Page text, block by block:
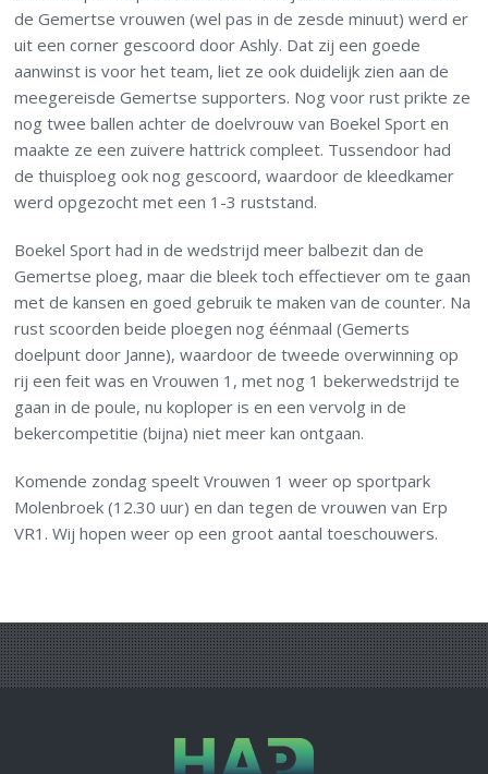
de Gemertse vrouwen (wel pas in de zesde minuut) werd er
uit een corner gescoord door Ashly. Dat zij een goede
aanwinst is voor het team, liet ze ook duidelijk zien aan de
meegereisde Gemertse supporters. Nog voor rust prikte ze
nog twee ballen achter de doelvrouw van Boekel Sport en
maakte ze een zuivere hattrick compleet. Tussendoor had
de thuisploeg ook nog gescoord, waardoor de kleedkamer
werd opgezocht met een 1-3 ruststand.
Boekel Sport had in de wedstrijd meer balbezit dan de
Gemertse ploeg, maar die bleek toch effectiever om te gaan
met de kansen en goed gebruik te maken van de counter. Na
rust scoorden beide ploegen nog éénmaal (Gemerts
doelpunt door Janne), waardoor de tweede overwinning op
rij een feit was en Vrouwen 1, met nog 1 bekerwedstrijd te
gaan in de poule, nu koploper is en een vervolg in de
bekercompetitie (bijna) niet meer kan ontgaan.
Komende zondag speelt Vrouwen 1 weer op sportpark
Molenbroek (12.30 uur) en dan tegen de vrouwen van Erp
VR1. Wij hopen weer op een groot aantal toeschouwers.